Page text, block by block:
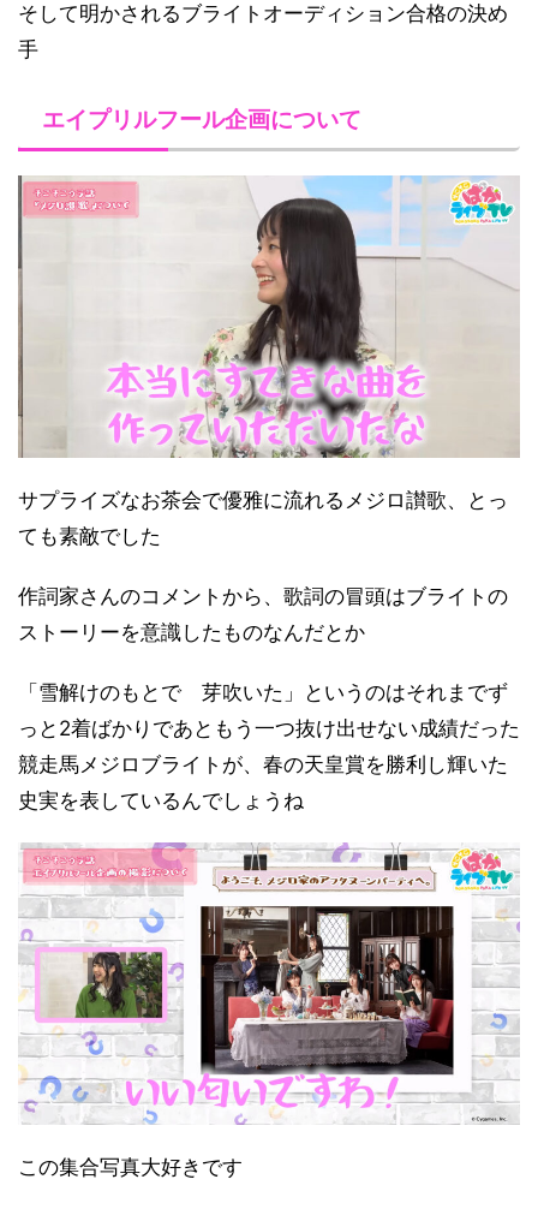
そして明かされるブライトオーディション合格の決め
手
エイプリルフール企画について
サプライズなお茶会で優雅に流れるメジロ讃歌、とっ
ても素敵でした
作詞家さんのコメントから、歌詞の冒頭はブライトの
ストーリーを意識したものなんだとか
「雪解けのもとで 芽吹いた」というのはそれまでず
っと2着ばかりであともう一つ抜け出せない成績だった
競走馬メジロブライトが、春の天皇賞を勝利し輝いた
史実を表しているんでしょうね
この集合写真大好きです